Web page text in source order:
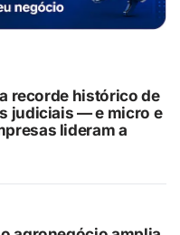
recorde histórico de
judiciais — e micro e
lideram a